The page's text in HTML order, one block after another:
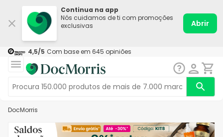
Continua na app
Nós cuidamos de ti com promoções
exclusivas
Abrir
4,5/5 Com base em 645 opiniões
DocMorris